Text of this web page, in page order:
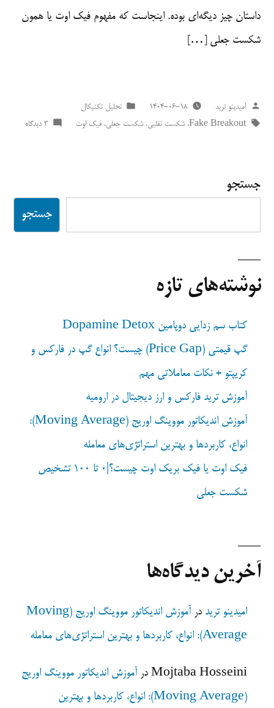
داستان چیز دیگه‌ای بوده. اینجاست که مفهوم فیک اوت یا همون
شکست جعلی […]
از
امیدینو ترید ۱۴۰۴-۰۶-۱۸
ارسال
شده
تحلیل تکنیکال
برچسب‌ها:
Fake Breakout،شکست تقلبی،شکست جعلی، فیک اوت 3 دیدگاه
برای
جستجو
جستجو
نوشته‌های تازه
کتاب سم زدایی دوپامین Dopamine Detox
گپ قیمتی (Price Gap) چیست؟ انواع گپ در فارکس و
کریپتو + نکات معاملاتی مهم
آموزش ترید فارکس و ارز دیجیتال در ارومیه
آموزش اندیکاتور مووینگ اوریج (Moving Average):
انواع، کاربردها و بهترین استراتژی‌های معامله
فیک اوت یا فیک بریک اوت چیست؟|0 تا 100 تشخیص
شکست جعلی
آخرین دیدگاه‌ها
امیدینو ترید در
آموزش اندیکاتور مووینگ اوریج (Moving
Average): انواع، کاربردها و بهترین استراتژی‌های معامله
Mojtaba Hosseini در آموزش اندیکاتور مووینگ اوریج
(Moving Average): انواع، کاربردها و بهترین